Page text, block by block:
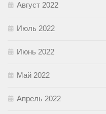
Август 2022
Июль 2022
Июнь 2022
Май 2022
Апрель 2022